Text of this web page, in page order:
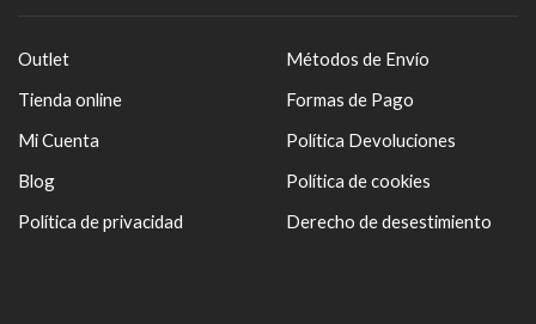
Outlet
Tienda online
Mi Cuenta
Blog
Política de privacidad
Métodos de Envío
Formas de Pago
Política Devoluciones
Política de cookies
Derecho de desestimiento